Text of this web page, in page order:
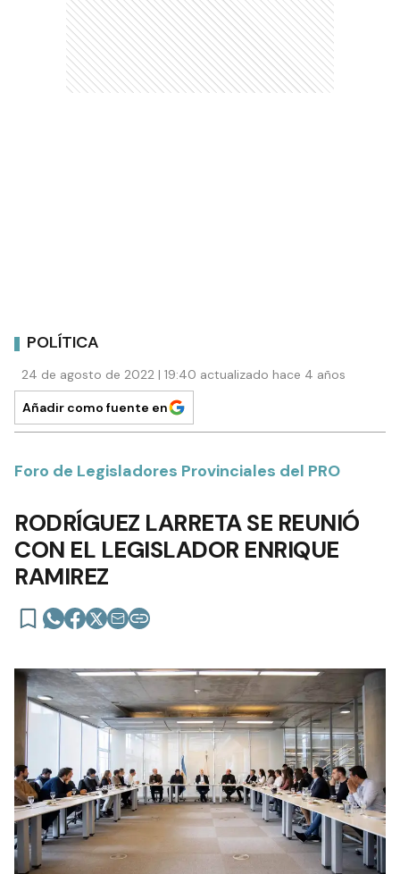
POLÍTICA
24 de agosto de 2022 | 19:40 actualizado hace 4 años
Añadir como fuente en
Foro de Legisladores Provinciales del PRO
RODRÍGUEZ LARRETA SE REUNIÓ
CON EL LEGISLADOR ENRIQUE
RAMIREZ